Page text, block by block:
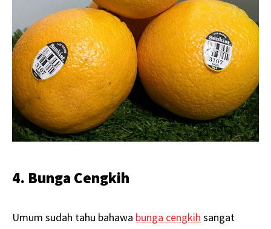
4. Bunga Cengkih
Umum sudah tahu bahawa bunga cengkih sangat